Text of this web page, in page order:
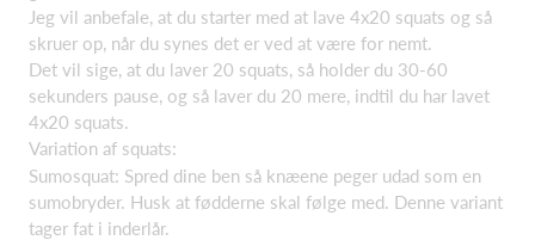
Jeg vil anbefale, at du starter med at lave 4x20 squats og så
skruer op, når du synes det er ved at være for nemt.
Det vil sige, at du laver 20 squats, så holder du 30-60
sekunders pause, og så laver du 20 mere, indtil du har lavet
4x20 squats.
Variation af squats:
Sumosquat: Spred dine ben så knæene peger udad som en
sumobryder. Husk at fødderne skal følge med. Denne variant
tager fat i inderlår.